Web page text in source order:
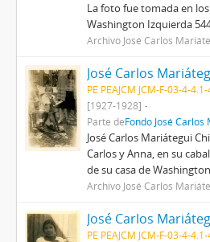
La foto fue tomada en
Washington Izquierda
Archivo José Carlos
PE PEAJCM JCM-F-03-4-
[1927-1928]
Parte deFondo José Carlos
José Carlos Mariátegui
Carlos y Anna, en su
de su casa de
Archivo José Carlos
PE PEAJCM JCM-F-03-4-